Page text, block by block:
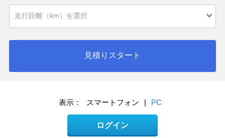
見積りスタート
表示： スマートフォン | PC
ログイン